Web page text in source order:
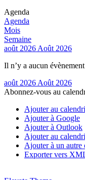
Agenda
Agenda
Mois
Semaine
août 2026 Août 2026
Il n’y a aucun
août 2026 Août 2026
Abonnez-vous au
Ajouter au
Ajouter à Google
Ajouter à Outlook
Ajouter au
Ajouter à un autre
Exporter vers